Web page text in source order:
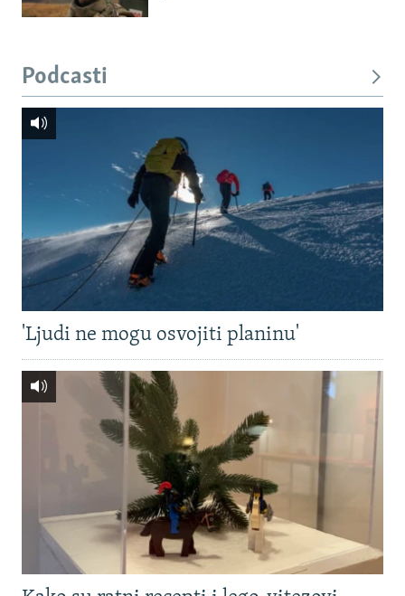
Podcasti
'Ljudi ne mogu osvojiti planinu'